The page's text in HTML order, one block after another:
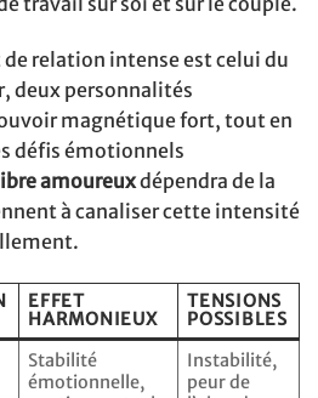
relation intense est celui du
deux personnalités
magnétique fort, tout en
défis émotionnels
amoureuxdépendra de la
à canaliser cette intensité
EFFET
HARMONIEUX
TENSIONS
POSSIBLES
Stabilité
émotionnelle,
Instabilité,
peur de